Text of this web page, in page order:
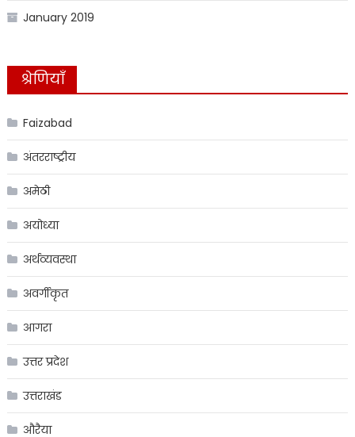
January 2019
श्रेणियाँ
Faizabad
अंतरराष्ट्रीय
अमेठी
अयोध्या
अर्थव्यवस्था
अवर्गीकृत
आगरा
उत्तर प्रदेश
उत्तराखंड
औरैया